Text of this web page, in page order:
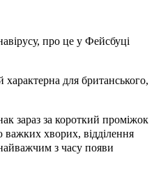
про це у Фейсбуці
характерна для британського,
зараз за короткий проміжок
важких хворих, відділення
з часу появи